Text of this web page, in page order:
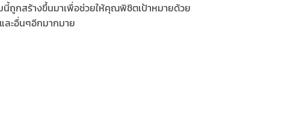
ถูกสร้างขึ้นมาเพื่อช่วยให้คุณพิชิตเป้าหมายด้วย
ละอื่นๆอีกมากมาย